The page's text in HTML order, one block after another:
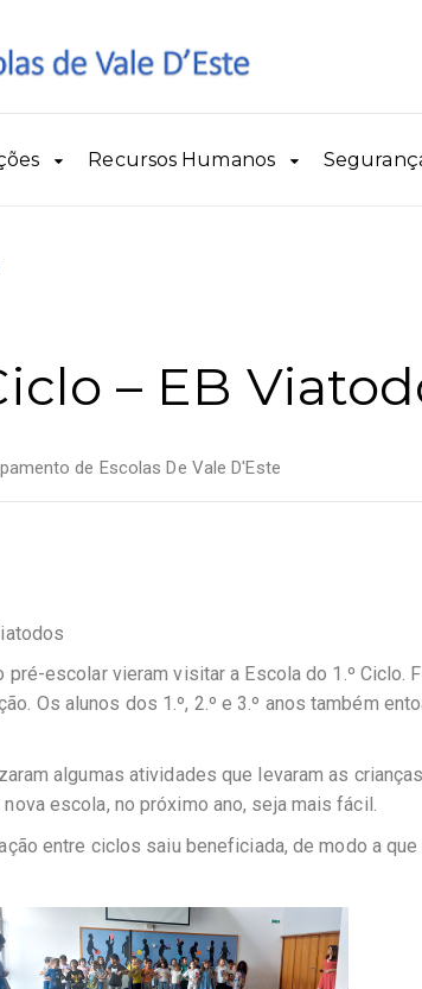
Recursos Humanos
– EB
de Escolas De Vale D'Este
escolar vieram visitar a Escola do 1.º Ciclo.
Os alunos dos 1.º, 2.º e 3.º anos também
algumas atividades que levaram as
nova escola, no próximo ano, seja mais fácil.
entre ciclos saiu beneficiada, de modo a